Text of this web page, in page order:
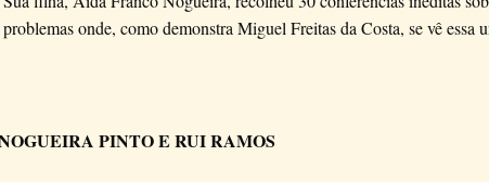
onde, como demonstra Miguel Freitas da Costa, se vê essa
PINTO E RUI RAMOS